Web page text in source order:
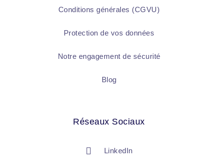
Conditions générales (CGVU)
Protection de vos données
Notre engagement de sécurité
Blog
Réseaux Sociaux
LinkedIn